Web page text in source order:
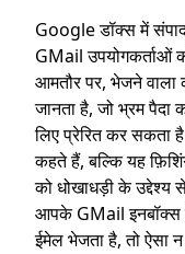
Google डॉक्स में
GMail उपयोगकर्ताओं
आमतौर पर, भेजने वाला
जानता है, जो भ्रम
लिए प्रेरित कर सकता
कहते हैं, बल्कि यह
को धोखाधड़ी के उद्देश्य
आपके GMail इनबॉक्स
ईमेल भेजता है, तो ऐसा